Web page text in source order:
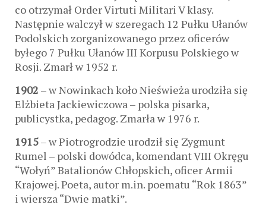
co otrzymał Order Virtuti Militari V klasy.
Następnie walczył w szeregach 12 Pułku Ułanów
Podolskich zorganizowanego przez oficerów
byłego 7 Pułku Ułanów III Korpusu Polskiego w
Rosji. Zmarł w 1952 r.
1902 – w Nowinkach koło Nieświeża urodziła się
Elżbieta Jackiewiczowa – polska pisarka,
publicystka, pedagog. Zmarła w 1976 r.
1915– w Piotrogrodzie urodził się Zygmunt
Rumel – polski dowódca, komendant VIII Okręgu
“Wołyń” Batalionów Chłopskich, oficer Armii
Krajowej. Poeta, autor m.in. poematu “Rok 1863”
i wiersza “Dwie matki”.